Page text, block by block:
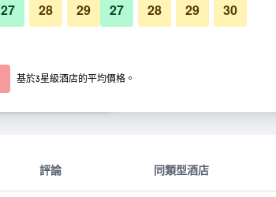
查看優惠
評論 同類型酒店
27 28 29 27 28 29 30
基於3星級酒店的平均價格。